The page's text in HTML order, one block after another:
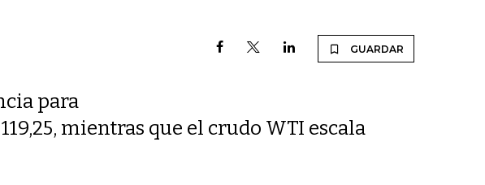
GUARDAR
para
mientras que el crudo WTI escala